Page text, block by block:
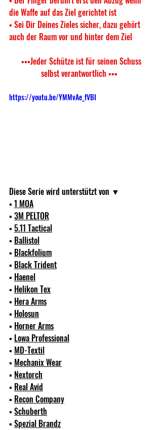
die Waffe auf das Ziel gerichtet ist
▪ Sei Dir Deines Zieles sicher, dazu gehört
auch der Raum vor und hinter dem Ziel
selbst verantwortlich ▪▪▪
https://youtu.be/YMMvAe_fVBI
Diese Serie wird unterstützt von ▼
▪ 1 MOA
▪ 3M PELTOR
▪ 5.11 Tactical
▪ Ballistol
▪ Blackfolium
▪ Black Trident
▪ Haenel
▪ Helikon Tex
▪ Hera Arms
▪ Holosun
▪ Horner Arms
▪ Lowa Professional
▪ MD-Textil
▪ Mechanix Wear
▪ Nextorch
▪ Real Avid
▪ Recon Company
▪ Schuberth
▪ Spezial Brandz